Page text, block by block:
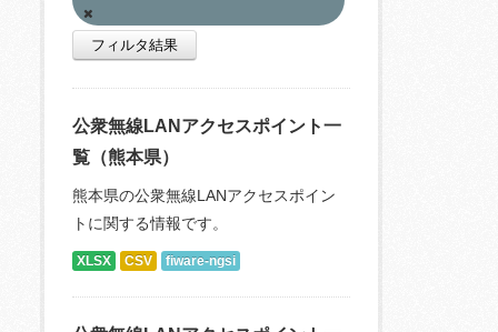
フィルタ結果
公衆無線LANアクセスポイント一
覧（熊本県）
熊本県の公衆無線LANアクセスポイン
トに関する情報です。
XLSX CSV fiware-ngsi